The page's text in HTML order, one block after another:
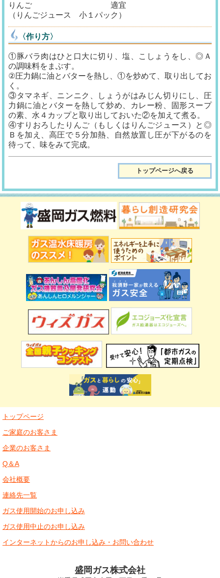
りんご 適宜
（りんごジュース 小１パック）
〈作り方〉
①豚バラ肉はひと口大に切り、塩、こしょうをし、◎Ａ
の調味料をまぶす。
②圧力鍋に油とバターを熱し、①を炒めて、取り出してお
く。
③タマネギ、ニンニク、しょうがはみじん切りにし、圧
力鍋に油とバターを熱して炒め、カレー粉、固形スープ
の素、水４カップと取り出しておいた②を加えて煮る。
④すりおろしたりんご（もしくはりんごジュース）と◎
Ｂを加え、高圧で５分加熱、自然放置し圧が下がるのを
待って、味をみて完成。
トップページへ戻る
トップページ
ご家庭のお客さま
企業のお客さま
Q＆A
会社概要
連絡先一覧
ガス使用開始のお申し込み
ガス使用中止のお申し込み
インターネットからのお申し込み・お問い合わせ
盛岡ガス株式会社